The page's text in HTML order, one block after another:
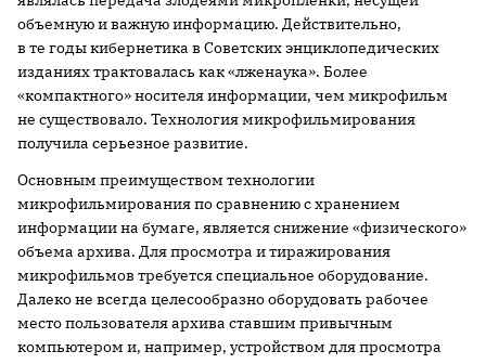
объемную и важную информацию. Действительно,
в те годы кибернетика в Советских энциклопедических
изданиях трактовалась как «лженаука». Более
«компактного» носителя информации, чем микрофильм
не существовало. Технология микрофильмирования
получила серьезное развитие.
Основным преимуществом технологии
микрофильмирования по сравнению с хранением
информации на бумаге, является снижение «физического»
объема архива. Для просмотра и тиражирования
микрофильмов требуется специальное оборудование.
Далеко не всегда целесообразно оборудовать рабочее
место пользователя архива ставшим привычным
компьютером и, например, устройством для просмотра